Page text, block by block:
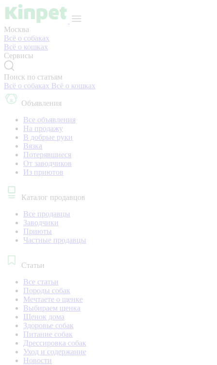
Москва
Всё о собаках
Всё о кошках
Сервисы
Поиск по статьям
Всё о собаках Всё о кошках
Объявления
Все объявления
На продажу
В добрые руки
Вязка
Потерявшиеся
От заводчиков
Из приютов
Каталог продавцов
Все продавцы
Заводчики
Приюты
Частные продавцы
Статьи
Все статьи
Породы собак
Мечтаете о щенке
Выбираем щенка
Щенок дома
Здоровье собак
Питание собак
Дрессировка собак
Уход и содержание
Новости